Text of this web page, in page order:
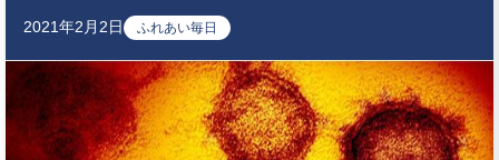
2021年2月2日 ふれあい毎日